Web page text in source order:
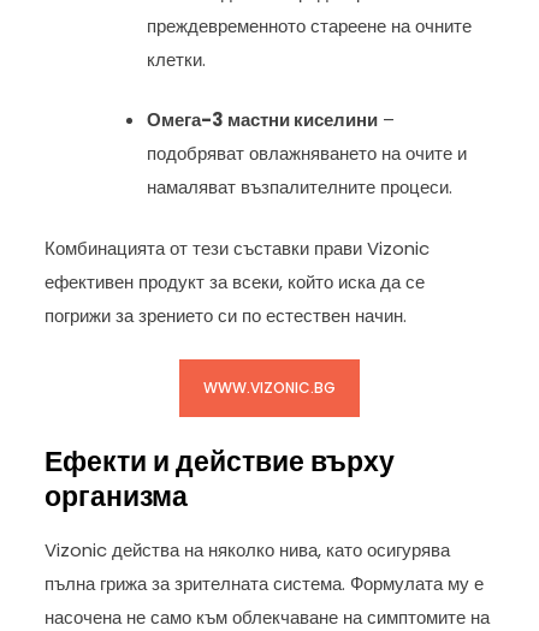
преждевременното стареене на очните
клетки.
Омега-3 мастни киселини –
подобряват овлажняването на очите и
намаляват възпалителните процеси.
Комбинацията от тези съставки прави Vizonic
ефективен продукт за всеки, който иска да се
погрижи за зрението си по естествен начин.
WWW.VIZONIC.BG
Ефекти и действие върху
организма
Vizonic действа на няколко нива, като осигурява
пълна грижа за зрителната система. Формулата му е
насочена не само към облекчаване на симптомите на